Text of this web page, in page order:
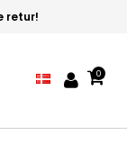
- 4. generation!
0